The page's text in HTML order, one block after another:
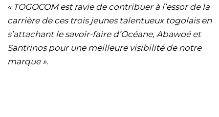
« TOGOCOM est ravie de contribuer à l’essor de la
carrière de ces trois jeunes talentueux togolais en
s’attachant le savoir-faire d’Océane, Abawoé et
Santrinos pour une meilleure visibilité de notre
marque ».